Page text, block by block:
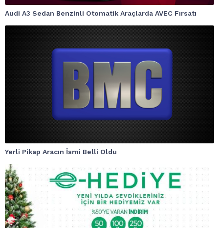
Audi A3 Sedan Benzinli Otomatik Araçlarda AVEC Fırsatı
Yerli Pikap Aracın İsmi Belli Oldu